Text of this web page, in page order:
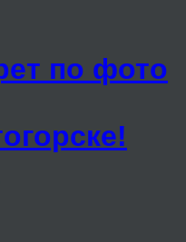
по фото